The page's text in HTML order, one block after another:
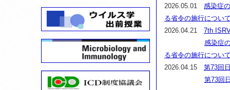
2026.05.01 感染症
る省令の施行につい
2026.04.21 7th
感染症
る省令の施行につい
2026.04.15 第73回
第73回